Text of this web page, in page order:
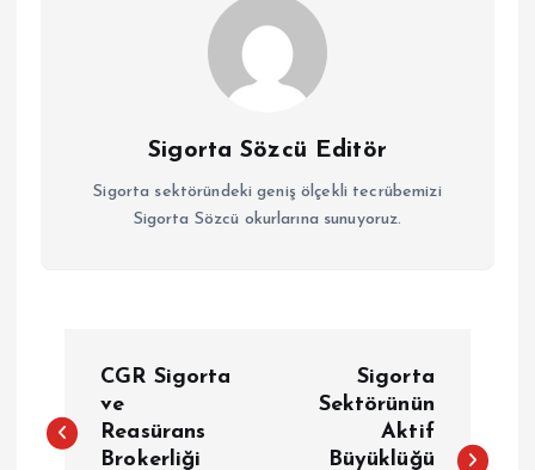
Sigorta Sözcü Editör
Sigorta sektöründeki geniş ölçekli tecrübemizi
Sigorta Sözcü okurlarına sunuyoruz.
a
CGR Sigorta
ve
Reasürans
Brokerliği
Sigorta
Sektörünün
Aktif
Büyüklüğü